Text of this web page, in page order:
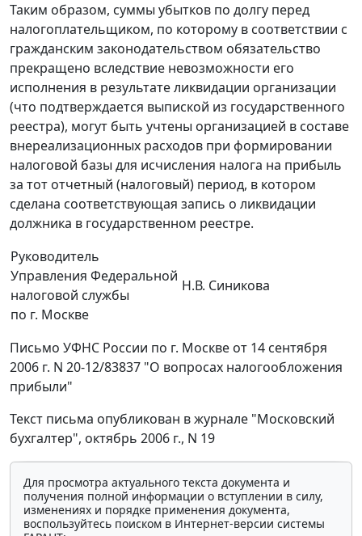
Таким образом, суммы убытков по долгу перед
налогоплательщиком, по которому в соответствии с
гражданским законодательством обязательство
прекращено вследствие невозможности его
исполнения в результате ликвидации организации
(что подтверждается выпиской из государственного
реестра), могут быть учтены организацией в составе
внереализационных расходов при формировании
налоговой базы для исчисления налога на прибыль
за тот отчетный (налоговый) период, в котором
сделана соответствующая запись о ликвидации
должника в государственном реестре.
Руководитель
Управления Федеральной
налоговой службы
по г. Москве
Н.В. Синикова
Письмо УФНС России по г. Москве от 14 сентября
2006 г. N 20-12/83837 "О вопросах налогообложения
прибыли"
Текст письма опубликован в журнале "Московский
бухгалтер", октябрь 2006 г., N 19
Для просмотра актуального текста документа и
получения полной информации о вступлении в силу,
изменениях и порядке применения документа,
воспользуйтесь поиском в Интернет-версии системы